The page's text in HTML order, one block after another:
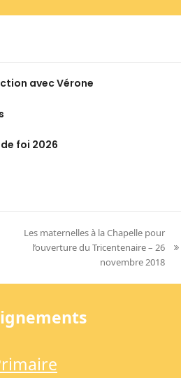
avec Vérone
foi 2026
Les maternelles à la Chapelle pour
l’ouverture du Tricentenaire – 26
novembre 2018